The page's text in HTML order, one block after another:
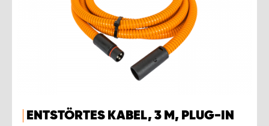
ENTSTÖRTES KABEL, 3 M, PLUG-IN